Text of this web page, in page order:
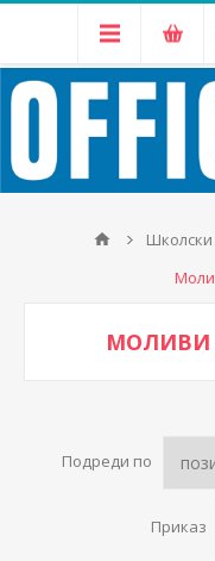
МОЛИВИ
Подреди по
Приказ